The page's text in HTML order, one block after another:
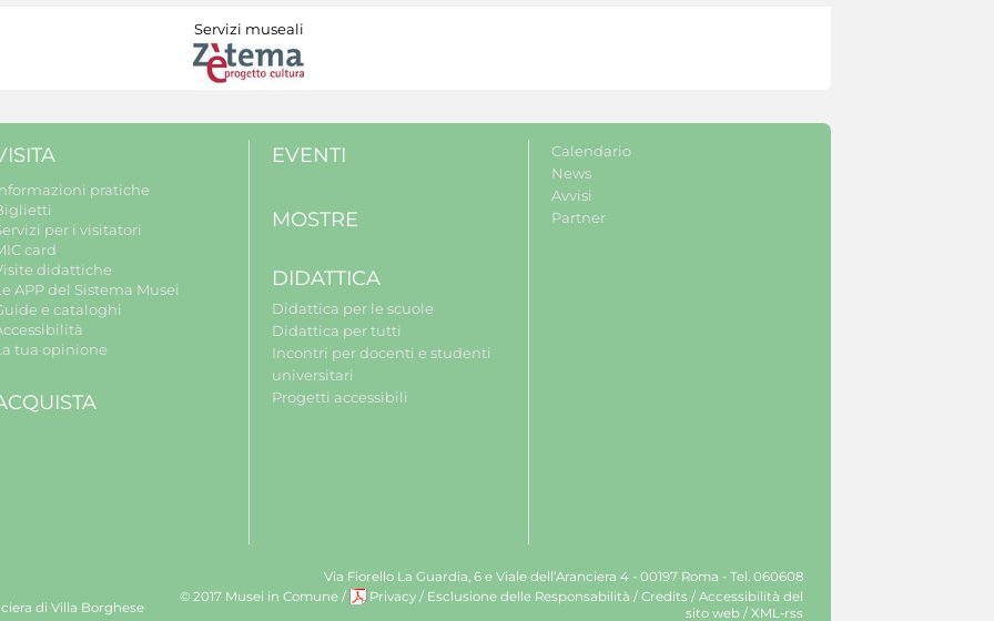
Servizi museali
pratiche
per i visitatori
card
didattiche
APP del Sistema Musei
e cataloghi
tua opinione
EVENTI
MOSTRE
DIDATTICA
Didattica per le scuole
Didattica per tutti
Incontri per docenti e studenti
universitari
Progetti accessibili
Calendario
News
Avvisi
Partner
di Villa Borghese
Via Fiorello La Guardia, 6 e Viale dell’Aranciera 4 - 00197 Roma - Tel. 060608
© 2017 Musei in Comune / Privacy / Esclusione delle Responsabilità / Credits / Accessibilità del
sito web / XML-rss